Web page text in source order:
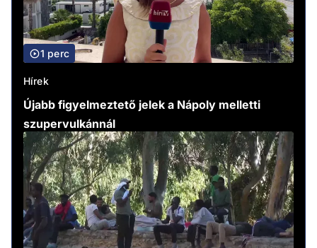
1 perc
Hírek
Újabb figyelmeztető jelek a Nápoly melletti
szupervulkánnál